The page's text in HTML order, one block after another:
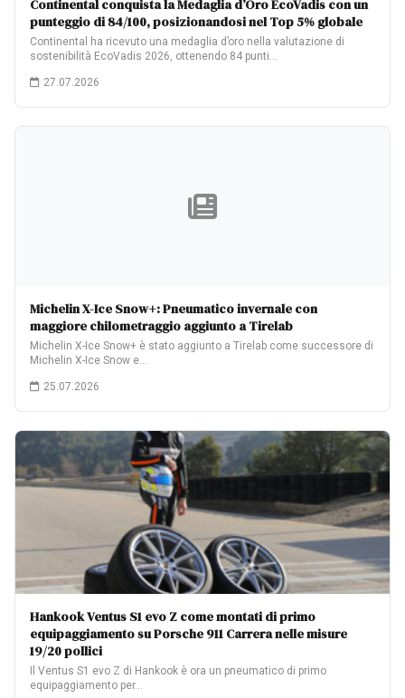
Continental conquista la Medaglia d’Oro EcoVadis con un
punteggio di 84/100, posizionandosi nel Top 5% globale
Continental ha ricevuto una medaglia d’oro nella valutazione di
sostenibilità EcoVadis 2026, ottenendo 84 punti…
27.07.2026
Michelin X-Ice Snow+: Pneumatico invernale con
maggiore chilometraggio aggiunto a Tirelab
Michelin X-Ice Snow+ è stato aggiunto a Tirelab come successore di
Michelin X-Ice Snow e…
25.07.2026
Hankook Ventus S1 evo Z come montati di primo
equipaggiamento su Porsche 911 Carrera nelle misure
19/20 pollici
Il Ventus S1 evo Z di Hankook è ora un pneumatico di primo
equipaggiamento per…